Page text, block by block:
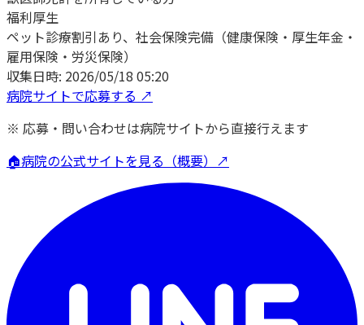
福利厚生
ペット診療割引あり、社会保険完備（健康保険・厚生年金・
雇用保険・労災保険）
収集日時: 2026/05/18 05:20
病院サイトで応募する ↗
※ 応募・問い合わせは病院サイトから直接行えます
🏠病院の公式サイトを見る（概要）↗